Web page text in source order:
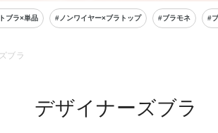
ブラ×単品 #ノンワイヤー×ブラトップ #ブラモネ #
ブラ
デザイナーズブラ